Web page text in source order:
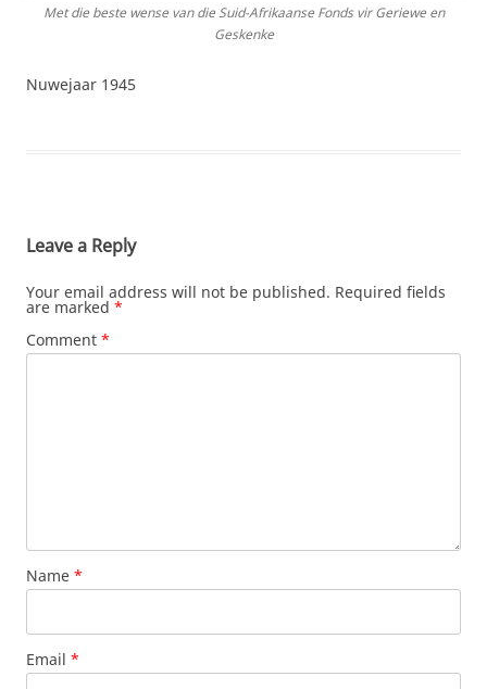
Met die beste wense van die Suid-Afrikaanse Fonds vir Geriewe en
Geskenke
Nuwejaar 1945
Leave a Reply
Your email address will not be published. Required fields
are marked *
Comment *
Name *
Email *